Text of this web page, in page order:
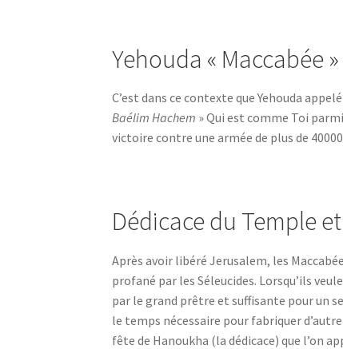
Yehouda « Maccabée
C’est dans ce contexte que Yehouda
Baélim Hachem » Qui est comme Toi
victoire contre une armée de plus de
Dédicace du Temple
Après avoir libéré Jerusalem, les
profané par les Séleucides. Lorsqu’ils
par le grand prêtre et suffisante pour un
le temps nécessaire pour fabriquer
fête de Hanoukha (la dédicace) que l’on